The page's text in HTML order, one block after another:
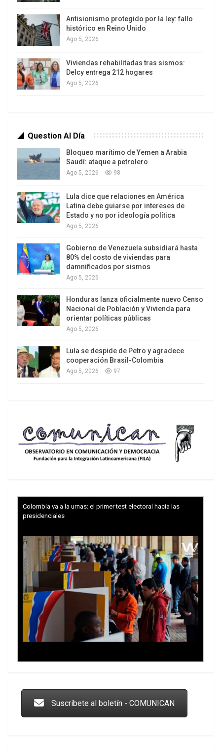
Venezuela.
La derecha sigue fracturada
Cabello refirió en su programa que persisten los
desacuerdos dentro de la derecha venezolana
sobre el destino de la llamada Mesa de la Unidad.
En ese sentido, refirió que Julio Borges y Tomás
dentro del antichavismo.
Además, existen molestias por las visitas de la
exdiputada María Machado a diversos estados del
dentro de la derecha y convertirse en su líder.
Antisionismo protegido por la ley: fallo
histórico en Reino Unido
Ago 5, 2026
Viviendas rehabilitadas tras sismos:
Delcy entrega 212 hogares
Ago 5, 2026
Question Al Día
Bloqueo marítimo de Yemen a Arabia
Saudí: ataque a petrolero
Ago 5, 2026 98
Lula dice que relaciones en América
Latina debe guiarse por intereses de
Estado y no por ideología política
Ago 5, 2026
Gobierno de Venezuela subsidiará hasta
80% del costo de viviendas para
damnificados por sismos
Ago 5, 2026
Honduras lanza oficialmente nuevo Censo
Nacional de Población y Vivienda para
orientar políticas públicas
Ago 5, 2026
Lula se despide de Petro y agradece
cooperación Brasil-Colombia
Ago 5, 2026 97
Colombia va a la urnas: el primer test electoral hacia las
presidenciales
Suscribete al boletín - COMUNICAN